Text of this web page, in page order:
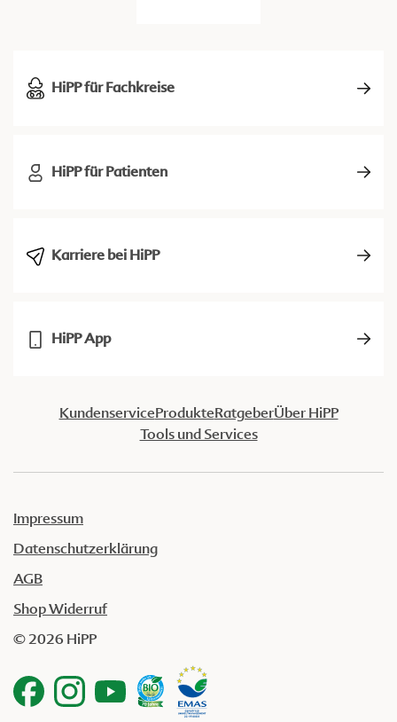
HiPP für Fachkreise
HiPP für Patienten
Karriere bei HiPP
HiPP App
KundenserviceProdukteRatgeberÜber HiPP
Tools und Services
Impressum
Datenschutzerklärung
AGB
Shop Widerruf
© 2026 HiPP